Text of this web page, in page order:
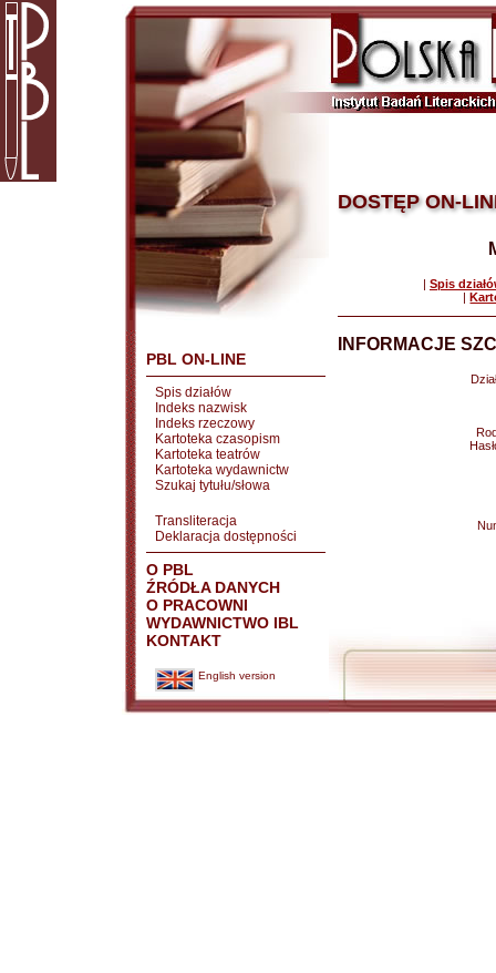
PBL ON-LINE
Spis działów
Indeks nazwisk
Indeks rzeczowy
Kartoteka czasopism
Kartoteka teatrów
Kartoteka wydawnictw
Szukaj tytułu/słowa
Transliteracja
Deklaracja dostępności
O PBL
ŹRÓDŁA DANYCH
O PRACOWNI
WYDAWNICTWO IBL
KONTAKT
English version
DOSTĘP ON-
| Spis
|
INFORMACJE